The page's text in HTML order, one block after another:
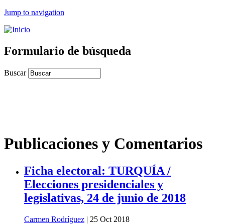
Jump to navigation
Formulario de búsqueda
Buscar
Publicaciones y Comentarios
Ficha electoral: TURQUÍA /
Elecciones presidenciales y
legislativas, 24 de junio de 2018
Carmen Rodríguez | 25 Oct 2018